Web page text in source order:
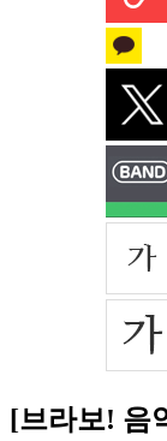
[브라보! 음